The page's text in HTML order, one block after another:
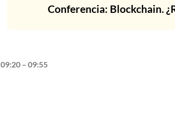
Conferencia: Blockchain.
09:20 – 09:55